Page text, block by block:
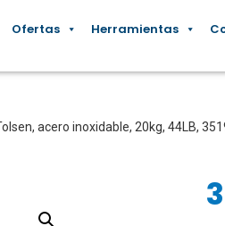
Ofertas Herramientas
acero inoxidable, 20kg, 44LB,